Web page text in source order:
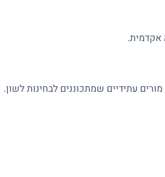
אקדמית.
עתידיים שמתכוננים לבחינות לשון.